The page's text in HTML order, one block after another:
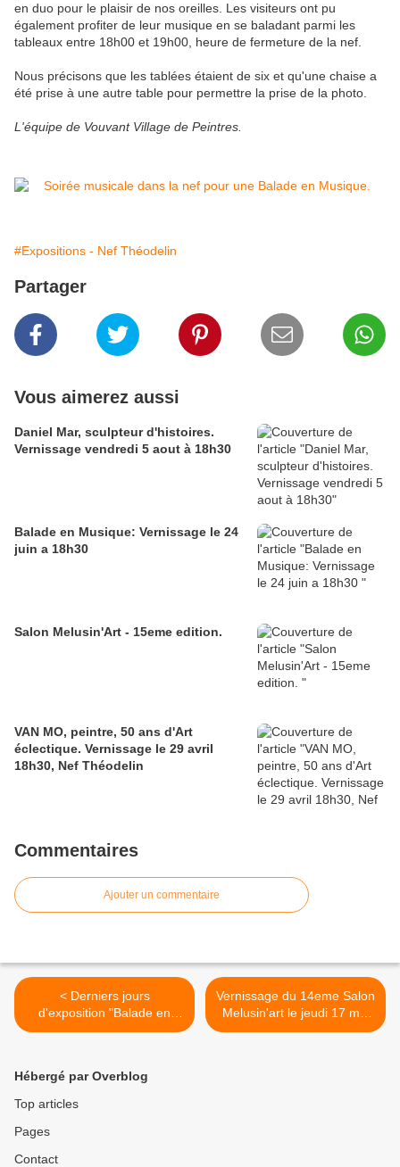
en duo pour le plaisir de nos oreilles. Les visiteurs ont pu
également profiter de leur musique en se baladant parmi les
tableaux entre 18h00 et 19h00, heure de fermeture de la nef.
Nous précisons que les tablées étaient de six et qu'une chaise a
été prise à une autre table pour permettre la prise de la photo.
L'équipe de Vouvant Village de Peintres.
#Expositions - Nef Théodelin
Partager
Vous aimerez aussi
Daniel Mar, sculpteur d'histoires.
Vernissage vendredi 5 aout à 18h30
Balade en Musique: Vernissage le 24
juin a 18h30
Salon Melusin'Art - 15eme edition.
VAN MO, peintre, 50 ans d'Art
éclectique. Vernissage le 29 avril
18h30, Nef Théodelin
Commentaires
Ajouter un commentaire
< Derniers jours
d'exposition "Balade en
musique": Une surprise
Vernissage du 14eme Salon
Melusin'art le jeudi 17 mai
2021, 18h30 >
Hébergé par Overblog
Top articles
Pages
Contact